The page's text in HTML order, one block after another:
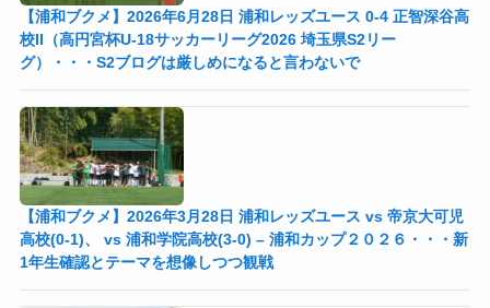
【浦和ブクメ】2026年6月28日 浦和レッズユース 0-4 正智深谷高
校II（高円宮杯U-18サッカーリーグ2026 埼玉県S2リー
グ）・・・S2ブログは厳しめになると言わないで
【浦和ブクメ】2026年3月28日 浦和レッズユース vs 帝京大可児
高校(0-1)、 vs 浦和学院高校(3-0) – 浦和カップ２０２６・・・新
1年生確認とテーマを想像しつつ観戦